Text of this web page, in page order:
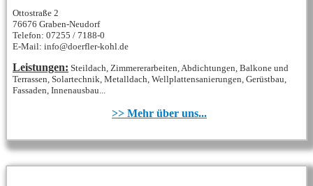
Ottostraße 2
76676 Graben-Neudorf
Telefon: 07255 / 7188-0
E-Mail: info@doerfler-kohl.de
Leistungen: Steildach, Zimmererarbeiten, Abdichtungen, Balkone und
Terrassen, Solartechnik, Metalldach, Wellplattensanierungen, Gerüstbau,
Fassaden, Innenausbau...
>> Mehr über uns...